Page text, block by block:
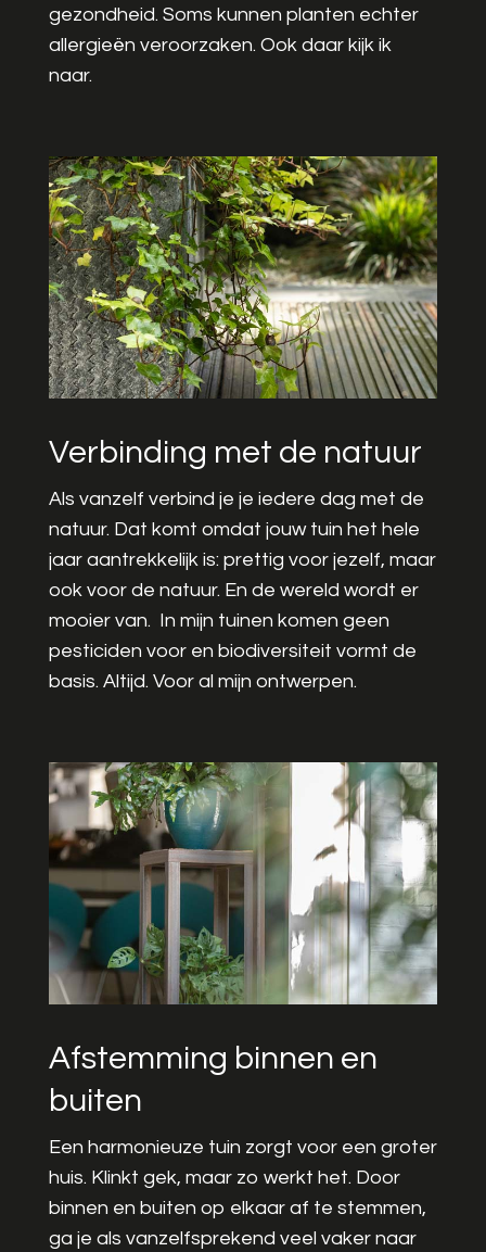
gezondheid. Soms kunnen planten echter
allergieën veroorzaken. Ook daar kijk ik
naar.
Verbinding met de natuur
Als vanzelf verbind je je iedere dag met de
natuur. Dat komt omdat jouw tuin het hele
jaar aantrekkelijk is: prettig voor jezelf, maar
ook voor de natuur. En de wereld wordt er
mooier van. In mijn tuinen komen geen
pesticiden voor en biodiversiteit vormt de
basis. Altijd. Voor al mijn ontwerpen.
Afstemming binnen en
buiten
Een harmonieuze tuin zorgt voor een groter
huis. Klinkt gek, maar zo werkt het. Door
binnen en buiten op elkaar af te stemmen,
ga je als vanzelfsprekend veel vaker naar